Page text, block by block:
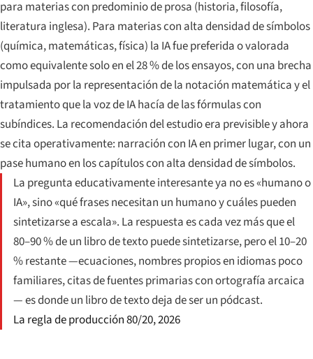
para materias con predominio de prosa (historia, filosofía,
literatura inglesa). Para materias con alta densidad de símbolos
(química, matemáticas, física) la IA fue preferida o valorada
como equivalente solo en el 28 % de los ensayos, con una brecha
impulsada por la representación de la notación matemática y el
tratamiento que la voz de IA hacía de las fórmulas con
subíndices. La recomendación del estudio era previsible y ahora
se cita operativamente: narración con IA en primer lugar, con un
pase humano en los capítulos con alta densidad de símbolos.
La pregunta educativamente interesante ya no es «humano o
IA», sino «qué frases necesitan un humano y cuáles pueden
sintetizarse a escala». La respuesta es cada vez más que el
80–90 % de un libro de texto puede sintetizarse, pero el 10–20
% restante —ecuaciones, nombres propios en idiomas poco
familiares, citas de fuentes primarias con ortografía arcaica
— es donde un libro de texto deja de ser un pódcast.
La regla de producción 80/20, 2026